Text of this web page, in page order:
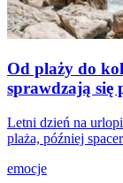
Od plaży do
sprawdzają się
Letni dzień na
plaża, później
emocje